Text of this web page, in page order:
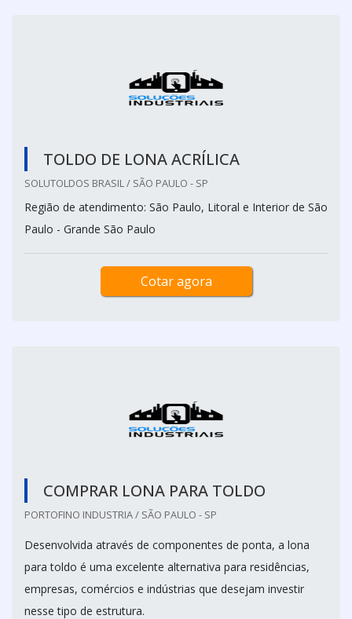
TOLDO DE LONA ACRÍLICA
SOLUTOLDOS BRASIL / SÃO PAULO - SP
Região de atendimento: São Paulo, Litoral e Interior de São
Paulo - Grande São Paulo
Cotar agora
COMPRAR LONA PARA TOLDO
PORTOFINO INDUSTRIA / SÃO PAULO - SP
Desenvolvida através de componentes de ponta, a lona
para toldo é uma excelente alternativa para residências,
empresas, comércios e indústrias que desejam investir
nesse tipo de estrutura.